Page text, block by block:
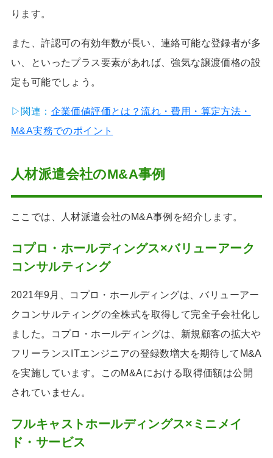
ります。
また、許認可の有効年数が長い、連絡可能な登録者が多
い、といったプラス要素があれば、強気な譲渡価格の設
定も可能でしょう。
▷関連： 企業価値評価とは？流れ・費用・算定方法・
M&A実務でのポイント
人材派遣会社のM&A事例
ここでは、人材派遣会社のM&A事例を紹介します。
コプロ・ホールディングス×バリューアーク
コンサルティング
2021年9月、コプロ・ホールディングは、バリューアー
クコンサルティングの全株式を取得して完全子会社化し
ました。コプロ・ホールディングは、新規顧客の拡大や
フリーランスITエンジニアの登録数増大を期待してM&A
を実施しています。このM&Aにおける取得価額は公開
されていません。
フルキャストホールディングス×ミニメイ
ド・サービス